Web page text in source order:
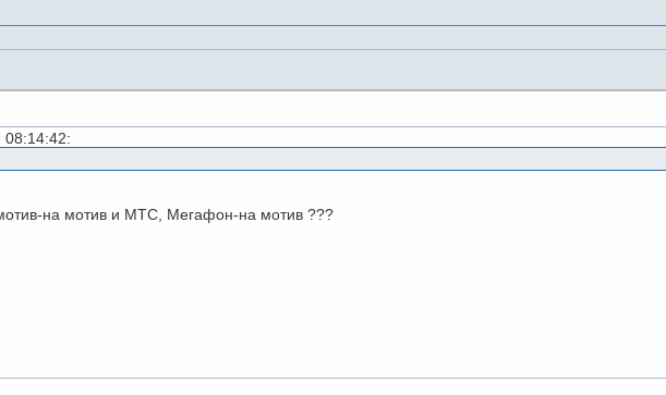
08:14:42:
мотив-на мотив и МТС, Мегафон-на мотив ???